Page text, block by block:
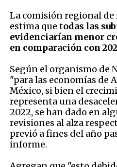
La comisión regional de
estima que todas las
evidenciarían menor
en comparación con
Según el organismo de
"para las economías de
México, si bien el
representa una
2022, se han dado en
revisiones al alza
previó a fines del año
informe.